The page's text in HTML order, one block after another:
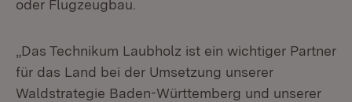
oder Flugzeugbau.
„Das Technikum Laubholz ist ein wichtiger Partner
für das Land bei der Umsetzung unserer
Waldstrategie Baden-Württemberg und unserer